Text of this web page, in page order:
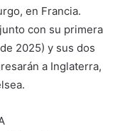
en Francia.
con su primera
2025) y sus dos
a Inglaterra,